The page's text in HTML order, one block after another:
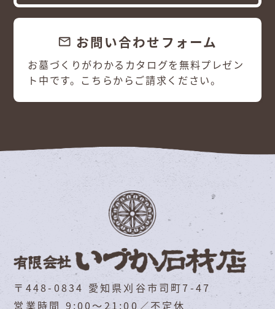
email お問い合わせフォーム
お墓づくりがわかるカタログを無料プレゼン
ト中です。こちらからご請求ください。
〒448-0834 愛知県刈谷市司町7-47
営業時間 9:00～21:00／不定休